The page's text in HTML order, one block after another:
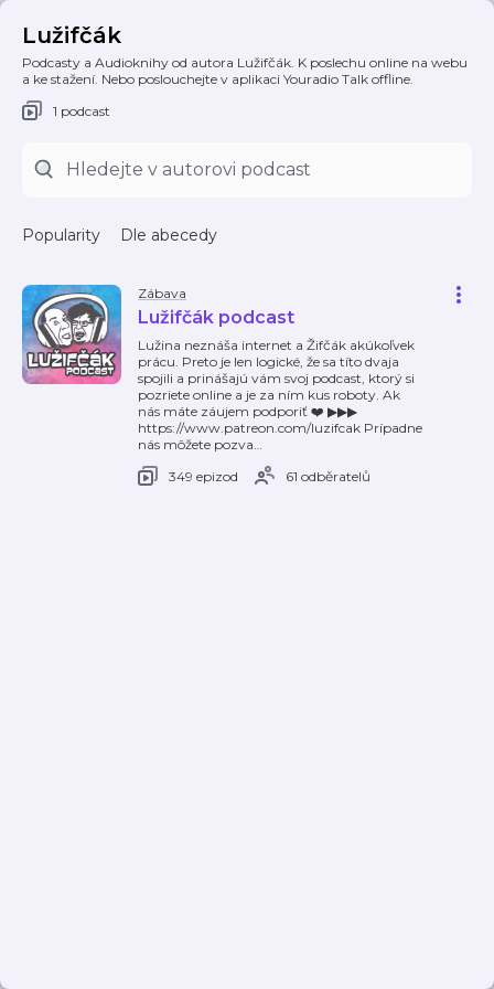
Lužifčák
Podcasty a Audioknihy od autora Lužifčák. K poslechu online na webu
a ke stažení. Nebo poslouchejte v aplikaci Youradio Talk offline.
1 podcast
Popularity Dle abecedy
Zábava
Lužifčák podcast
Lužina neznáša internet a Žifčák akúkoľvek
prácu. Preto je len logické, že sa títo dvaja
spojili a prinášajú vám svoj podcast, ktorý si
pozriete online a je za ním kus roboty. Ak
nás máte záujem podporiť ❤️ ▶▶▶
https://www.patreon.com/luzifcak Prípadne
nás môžete pozva…
349 epizod
61 odběratelů